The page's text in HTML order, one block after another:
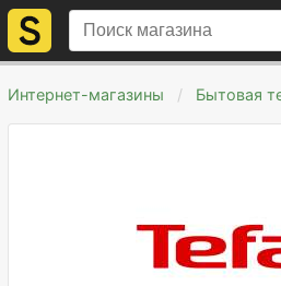
Интернет-магазины Бытовая